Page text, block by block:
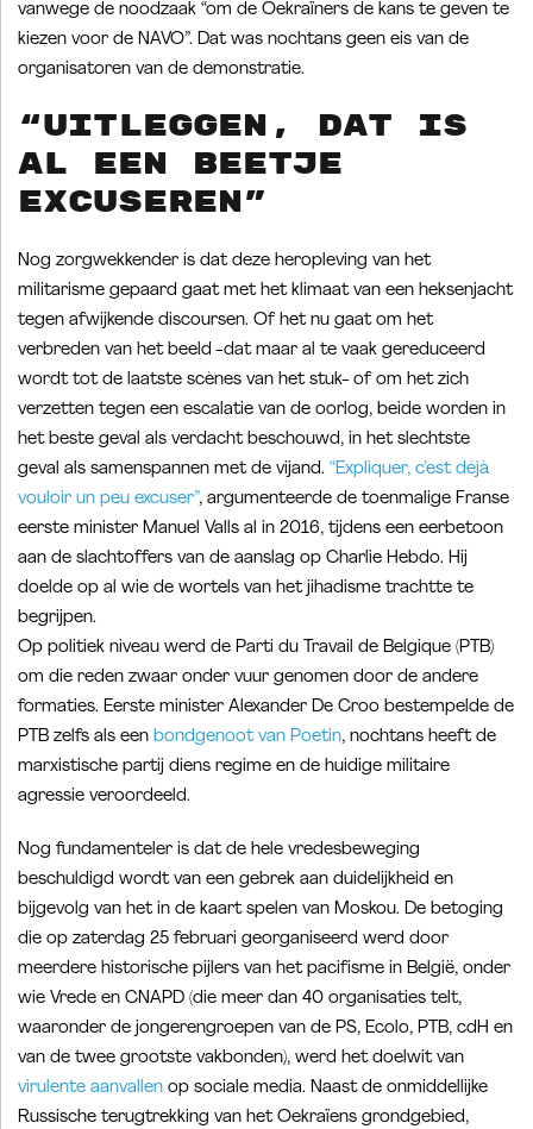
vanwege de noodzaak “om de Oekraïners de kans te geven te
kiezen voor de NAVO”. Dat was nochtans geen eis van de
organisatoren van de demonstratie.
“Uitleggen, dat is
al een beetje
excuseren”
Nog zorgwekkender is dat deze heropleving van het
militarisme gepaard gaat met het klimaat van een heksenjacht
tegen afwijkende discoursen. Of het nu gaat om het
verbreden van het beeld -dat maar al te vaak gereduceerd
wordt tot de laatste scènes van het stuk- of om het zich
verzetten tegen een escalatie van de oorlog, beide worden in
het beste geval als verdacht beschouwd, in het slechtste
geval als samenspannen met de vijand. “Expliquer, c’est déjà
vouloir un peu excuser”, argumenteerde de toenmalige Franse
eerste minister Manuel Valls al in 2016, tijdens een eerbetoon
aan de slachtoffers van de aanslag op Charlie Hebdo. Hij
doelde op al wie de wortels van het jihadisme trachtte te
begrijpen.
Op politiek niveau werd de Parti du Travail de Belgique (PTB)
om die reden zwaar onder vuur genomen door de andere
formaties. Eerste minister Alexander De Croo bestempelde de
PTB zelfs als een bondgenoot van Poetin, nochtans heeft de
marxistische partij diens regime en de huidige militaire
agressie veroordeeld.
Nog fundamenteler is dat de hele vredesbeweging
beschuldigd wordt van een gebrek aan duidelijkheid en
bijgevolg van het in de kaart spelen van Moskou. De betoging
die op zaterdag 25 februari georganiseerd werd door
meerdere historische pijlers van het pacifisme in België, onder
wie Vrede en CNAPD (die meer dan 40 organisaties telt,
waaronder de jongerengroepen van de PS, Ecolo, PTB, cdH en
van de twee grootste vakbonden), werd het doelwit van
virulente aanvallen op sociale media. Naast de onmiddellijke
Russische terugtrekking van het Oekraïens grondgebied,